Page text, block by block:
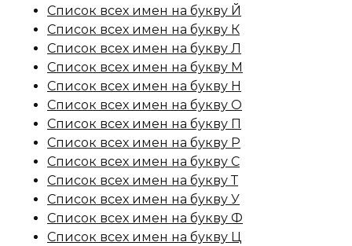
Список всех имен на букву Й
Список всех имен на букву К
Список всех имен на букву Л
Список всех имен на букву М
Список всех имен на букву Н
Список всех имен на букву О
Список всех имен на букву П
Список всех имен на букву Р
Список всех имен на букву С
Список всех имен на букву Т
Список всех имен на букву У
Список всех имен на букву Ф
Список всех имен на букву Ц